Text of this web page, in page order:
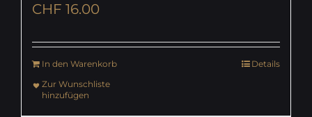
CHF 16.00
In den Warenkorb
Details
Zur Wunschliste
hinzufügen